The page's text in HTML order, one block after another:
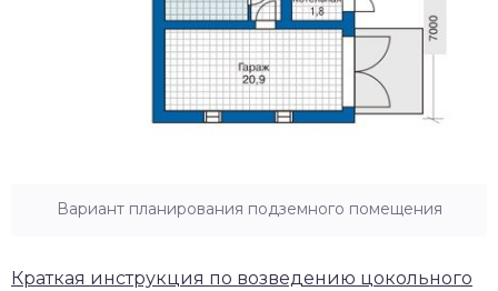
Вариант планирования подземного помещения
Краткая инструкция по возведению цокольного